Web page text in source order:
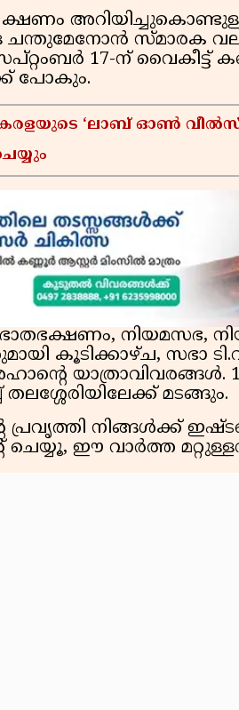
സ്മാരക
17-ന് വൈകീട്ട്
പോകും.
‘ലാബ് ഓൺ വീൽസ്’
നിയമസഭ,
കൂടിക്കാഴ്ച, സഭാ
യാത്രാവിവരങ്ങൾ.
തലശ്ശേരിയിലേക്ക് മടങ്ങും.
നിങ്ങൾക്ക്
ചെയ്യൂ, ഈ വാർത്ത